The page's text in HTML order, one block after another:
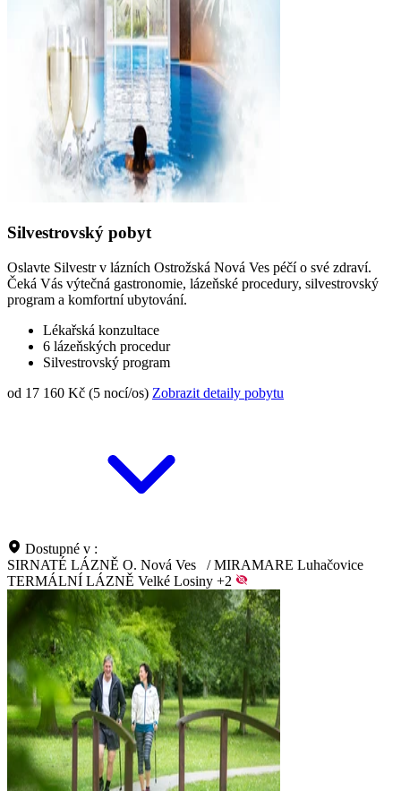
Silvestrovský pobyt
Oslavte Silvestr v lázních Ostrožská Nová Ves péčí o své zdraví.
Čeká Vás výtečná gastronomie, lázeňské procedury, silvestrovský
program a komfortní ubytování.
Lékařská konzultace
6 lázeňských procedur
Silvestrovský program
od 17 160 Kč (5 nocí/os) Zobrazit detaily pobytu
Dostupné v :
SIRNATÉ LÁZNĚ O. Nová Ves
/ MIRAMARE Luhačovice
TERMÁLNÍ LÁZNĚ Velké Losiny +2